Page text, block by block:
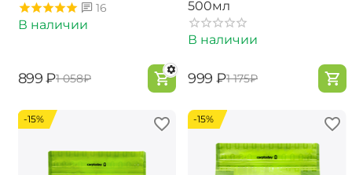
16
В наличии
‍899‍ ₽‍1 058‍₽
500мл
В наличии
‍999‍ ₽‍1 175‍₽
-15% -15%